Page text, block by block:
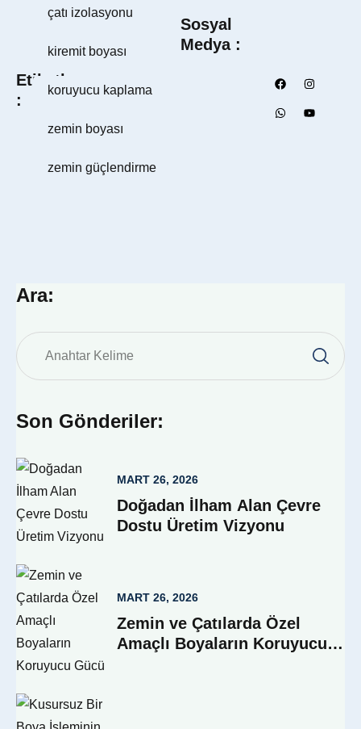
Etiketler
:
çatı izolasyonu
kiremit boyası
koruyucu kaplama
zemin boyası
zemin güçlendirme
Sosyal
Medya :
Ara:
Son Gönderiler:
MART 26, 2026
Doğadan İlham Alan Çevre
Dostu Üretim Vizyonu
MART 26, 2026
Zemin ve Çatılarda Özel
Amaçlı Boyaların Koruyucu